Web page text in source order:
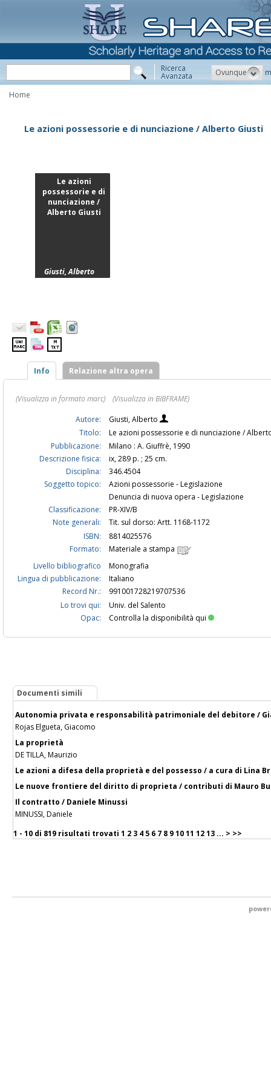
Ricerca
Avanzata Ovunque
Home
Le azioni possessorie e di nunciazione / Alberto Giusti
Le azioni
possessorie e di
nunciazione /
Alberto Giusti
Giusti, Alberto
Info Relazione altra opera
(Visualizza in formato marc)
(Visualizza in BIBFRAME)
Autore:
Giusti, Alberto
Titolo:
Le azioni possessorie e di nunciazione /
Pubblicazione:
Milano : A. Giuffrè, 1990
Descrizione fisica:
ix, 289 p. ; 25 cm.
Disciplina:
346.4504
Soggetto topico:
Azioni possessorie - Legislazione
Denuncia di nuova opera - Legislazione
Classificazione:
PR-XIV/B
Note generali:
Tit. sul dorso: Artt. 1168-1172
ISBN:
8814025576
Formato:
Materiale a stampa
Livello bibliografico
Monografia
Lingua di pubblicazione:
Italiano
Record Nr.:
991001728219707536
Lo trovi qui:
Univ. del Salento
Opac:
Controlla la disponibilità qui
Documenti simili
Autonomia privata e responsabilità patrimoniale del debitore /
Rojas Elgueta, Giacomo
La proprietà
DE TILLA, Maurizio
Le azioni a difesa della proprietà e del possesso / a cura di Lina
Le nuove frontiere del diritto di proprieta / contributi di Mauro
Il contratto / Daniele Minussi
MINUSSI, Daniele
1 - 10 di 819 risultati trovati 1 2 3 4 5 6 7 8 91011 1213 ... > >>